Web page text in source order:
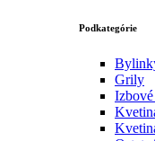
Podkategórie
Grily